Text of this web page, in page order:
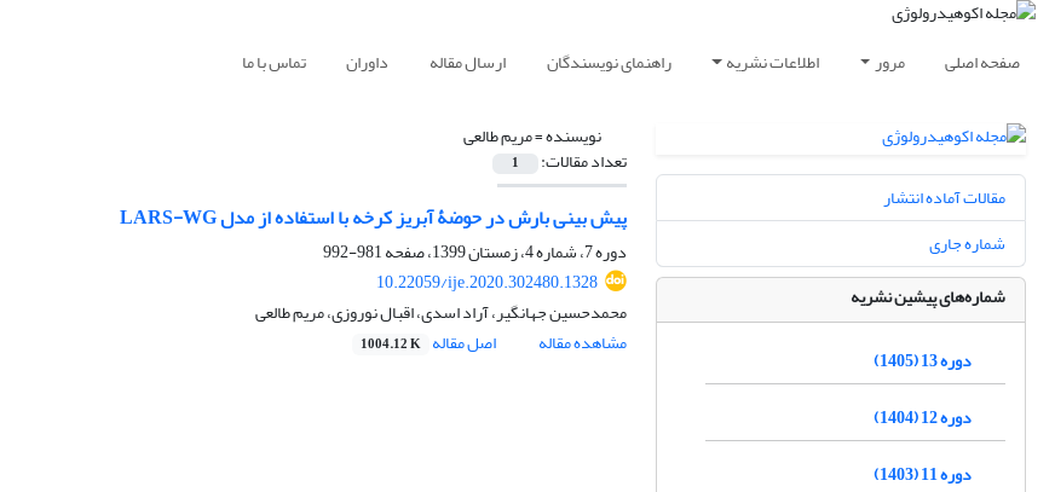
صفحه اصلی مرور اطلاعات نشریه راهنمای نویسندگان ارسال مقاله داوران تماس با ما
نویسنده =مریم طالعی
تعداد مقالات: 1
پیش ‏بینی بارش در حوضۀ آبریز کرخه با استفاده از مدل LARS-WG
دوره 7، شماره 4، زمستان 1399، صفحه
981-992
10.22059/ije.2020.302480.1328
محمدحسین جهانگیر، آراد اسدی، اقبال نوروزی، مریم طالعی
مشاهده مقاله
اصل مقاله 1004.12 K
مقالات آماده انتشار
شماره جاری
شماره‌های پیشین نشریه
دوره 13 (1405)
دوره 12 (1404)
دوره 11 (1403)